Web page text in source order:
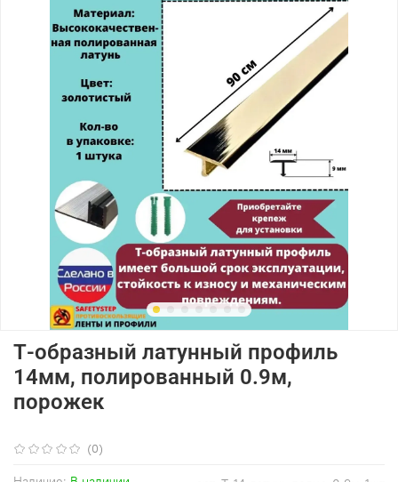
(0)
Т-образный латунный профиль
14мм, полированный 0.9м,
порожек